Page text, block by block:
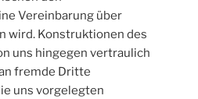
Vereinbarung über
wird. Konstruktionen des
uns hingegen vertraulich
fremde Dritte
uns vorgelegten